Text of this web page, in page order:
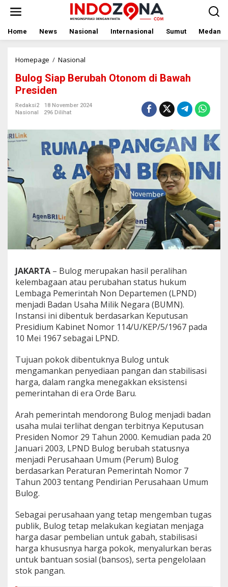
Home News Nasional Internasional Sumut Medan
Homepage / Nasional
Berubah
Bawah
Bulog Siap Berubah Otonom di Bawah
Presiden
Redaksi2
18 November 2024
Nasional
296 Dilihat
JAKARTA – Bulog merupakan hasil peralihan
kelembagaan atau perubahan status hukum
Lembaga Pemerintah Non Departemen (LPND)
menjadi Badan Usaha Milik Negara (BUMN).
Instansi ini dibentuk berdasarkan Keputusan
Presidium Kabinet Nomor 114/U/KEP/5/1967 pada
10 Mei 1967 sebagai LPND.
Tujuan pokok dibentuknya Bulog untuk
mengamankan penyediaan pangan dan stabilisasi
harga, dalam rangka menegakkan eksistensi
pemerintahan di era Orde Baru.
Arah pemerintah mendorong Bulog menjadi badan
usaha mulai terlihat dengan terbitnya Keputusan
Presiden Nomor 29 Tahun 2000. Kemudian pada 20
Januari 2003, LPND Bulog berubah statusnya
menjadi Perusahaan Umum (Perum) Bulog
berdasarkan Peraturan Pemerintah Nomor 7
Tahun 2003 tentang Pendirian Perusahaan Umum
Bulog.
Sebagai perusahaan yang tetap mengemban tugas
publik, Bulog tetap melakukan kegiatan menjaga
harga dasar pembelian untuk gabah, stabilisasi
harga khususnya harga pokok, menyalurkan beras
untuk bantuan sosial (bansos), serta pengelolaan
stok pangan.